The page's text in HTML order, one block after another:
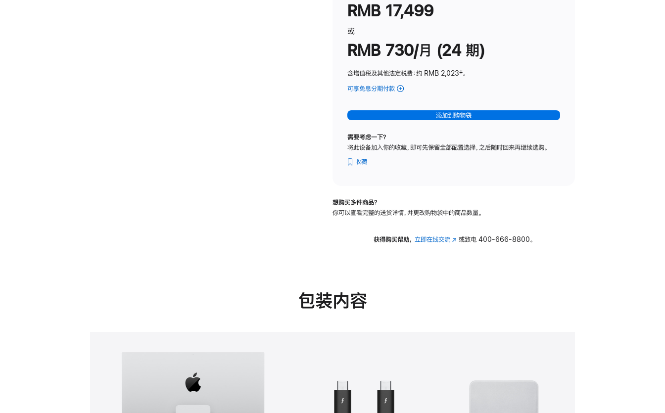
RMB 17,499
或
RMB 730/月 (24 期)
含增值税及其他法定税费：约 RMB 2,023脚
‡。
可享免息分期付款 (Studio
-
纳
理
可
斜
添加到购物袋
需要考虑一下？
将此设备加入你的收藏，即可先保留全部配置选择，之后随时回来再继续选购。
收藏
想购买多件商品？
你可以查看完整的送货详情，并更改购物袋中的商品数量。
获得购买帮助， 立即在线交流(在 或致电400-666-8800。
包装内容